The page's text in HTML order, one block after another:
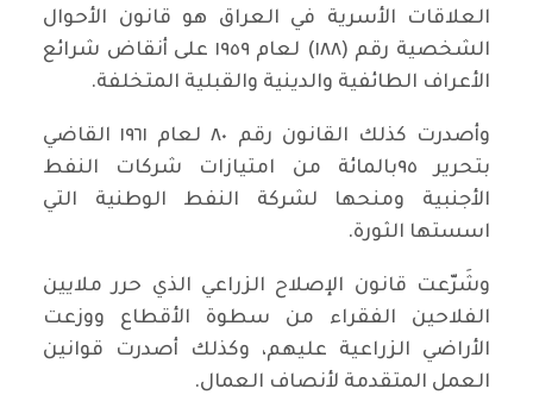
العلاقات الأسرية في العراق هو قانون الأحوال
الشخصية رقم (١٨٨) لعام ١٩٥٩ على أنقاض شرائع
الأعراف الطائفية والدينية والقبلية المتخلفة.
وأصدرت كذلك القانون رقم ٨٠ لعام ١٩٦١ القاضي
بتحرير ٩٥بالمائة من امتيازات شركات النفط
الأجنبية ومنحها لشركة النفط الوطنية التي
اسستها الثورة.
وشَرّعت قانون الإصلاح الزراعي الذي حرر ملايين
الفلاحين الفقراء من سطوة الأقطاع ووزعت
الأراضي الزراعية عليهم، وكذلك أصدرت قوانين
العمل المتقدمة لأنصاف العمال.